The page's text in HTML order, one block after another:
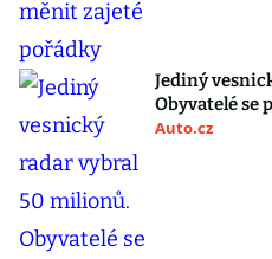
Jediný
Obyvatelé se
Auto.cz